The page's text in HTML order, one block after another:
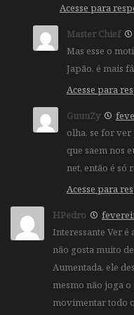
Acesse para
Master Chief
Mas esse o
Japão, é mais
Acesse para
GuuuZy
olha, se for
que saem nos
net, então é só
Acesse para
HPedro
Interessante Ver é
não gosta muito
Aumentada, ele
mesmo não joga o
movimentar todo